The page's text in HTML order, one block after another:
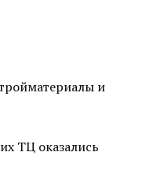
и
ТЦ оказались